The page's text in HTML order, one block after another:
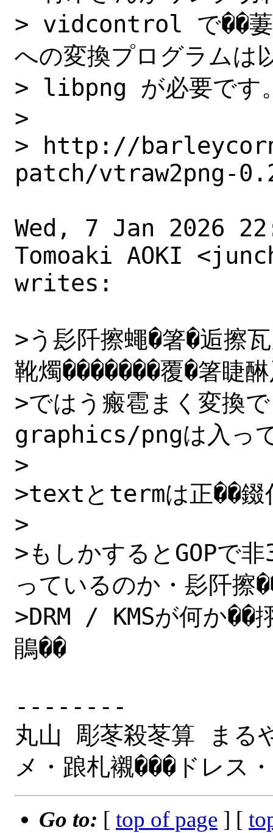
> vidcontrol で��萋
への変換プログラムは
> libpng が必要です
>
> http://
patch/vtraw2png-
Wed, 7 Jan 2026
Tomoaki AOKI
writes:
>う髟阡擦蠅�箸�逅擦
靴燭�������覆�箸睫
>ではう瘢雹まく変換
graphics/pngは入っ
>
>textとtermは正��錣
>
>もしかするとGOPで
っているのか・髟阡擦
>DRM / KMSが何か��
鵑��
--------
丸山 彫苳殺苳算 まる
Go to: [ top of page ] [